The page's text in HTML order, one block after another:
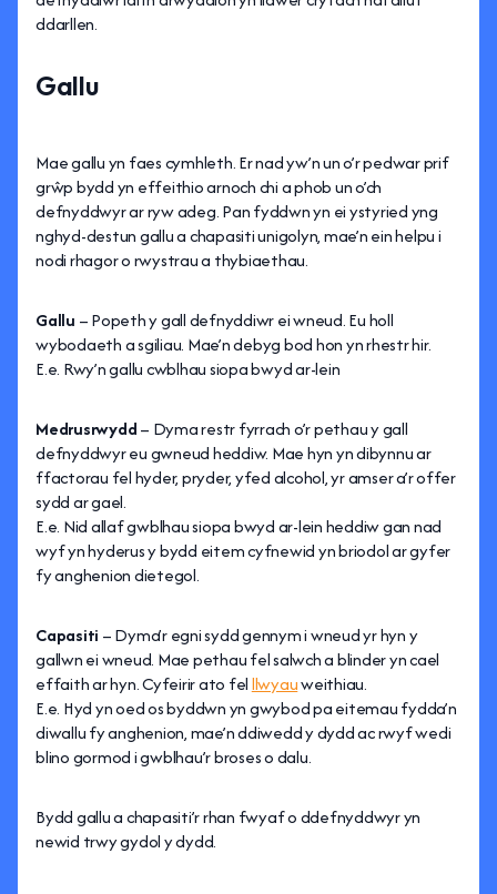
ddarllen.
Gallu
Mae gallu yn faes cymhleth. Er nad yw’n un o’r pedwar prif
grŵp bydd yn effeithio arnoch chi a phob un o’ch
defnyddwyr ar ryw adeg. Pan fyddwn yn ei ystyried yng
nghyd-destun gallu a chapasiti unigolyn, mae’n ein helpu i
nodi rhagor o rwystrau a thybiaethau.
Gallu – Popeth y gall defnyddiwr ei wneud. Eu holl
wybodaeth a sgiliau. Mae’n debyg bod hon yn rhestr hir.
E.e. Rwy’n gallu cwblhau siopa bwyd ar-lein
Medrusrwydd– Dyma restr fyrrach o’r pethau y gall
defnyddwyr eu gwneud heddiw. Mae hyn yn dibynnu ar
ffactorau fel hyder, pryder, yfed alcohol, yr amser a’r offer
sydd ar gael.
E.e. Nid allaf gwblhau siopa bwyd ar-lein heddiw gan nad
wyf yn hyderus y bydd eitem cyfnewid yn briodol ar gyfer
fy anghenion dietegol.
Capasiti – Dyma’r egni sydd gennym i wneud yr hyn y
gallwn ei wneud. Mae pethau fel salwch a blinder yn cael
effaith ar hyn. Cyfeirir ato felllwyauweithiau.
E.e. Hyd yn oed os byddwn yn gwybod pa eitemau fydda’n
diwallu fy anghenion, mae’n ddiwedd y dydd ac rwyf wedi
blino gormod i gwblhau’r broses o dalu.
Bydd gallu a chapasiti’r rhan fwyaf o ddefnyddwyr yn
newid trwy gydol y dydd.